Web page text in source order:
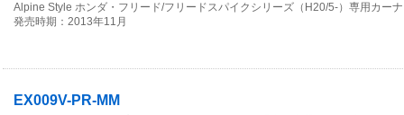
Alpine Style ホンダ・フリード/フリードスパイクシリーズ（H20/5-）専用カー
発売時期：2013年11月
EX009V-PR-MM